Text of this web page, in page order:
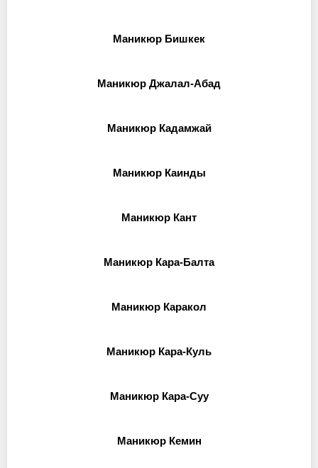
Маникюр Бишкек
Маникюр Джалал-Абад
Маникюр Кадамжай
Маникюр Каинды
Маникюр Кант
Маникюр Кара-Балта
Маникюр Каракол
Маникюр Кара-Куль
Маникюр Кара-Суу
Маникюр Кемин